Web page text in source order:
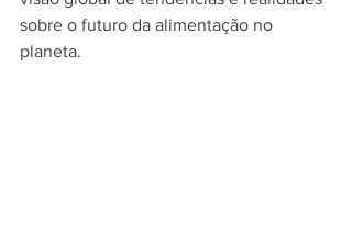
sobre o futuro da alimentação no
planeta.